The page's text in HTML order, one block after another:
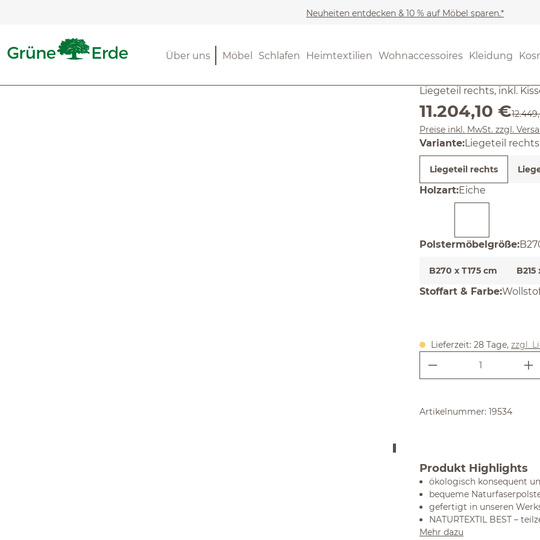
Neuheiten entdecken & 10 % auf Möbel sparen.*
Möbel Schlafen Heimtextilien Wohnaccessoires Kleidung
Über uns Durchschnittliche
Ecksofa
Liegeteil rechts, inkl.
Verkaufspreis:
11.204,10 €
Preise inkl. MwSt. zzgl.
Variante:Liegeteil rechts
Liegeteil rechts
Holzartauswählen
:Eiche
Polstermöbelgröße:
B270 x T175 cm B215
Stoffart & Farbe:
Lieferzeit: 28 Tage, zzgl.
Produkt
Artikelnummer: 19534
Produkt Highlights
ökologisch konsequent
bequeme
gefertigt in unseren
NATURTEXTIL BEST –
Mehr dazu